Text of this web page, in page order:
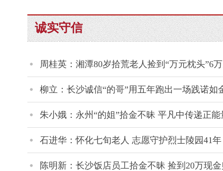
诚实守信
周桂英：湘潭80岁拾荒老人捡到“万元枕头”6
柳立：长沙诚信“的哥”用五年跑出一场践诺如
朱小娥：永州“的姐”拾金不昧 平凡中传递正能
石进华：怀化七旬老人 志愿守护烈士陵园41年
陈明新：长沙饭店员工拾金不昧 捡到20万现